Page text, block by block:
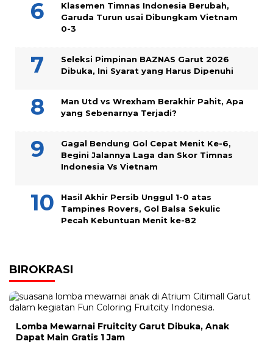
Klasemen Timnas Indonesia Berubah,
Garuda Turun usai Dibungkam Vietnam
0-3
Seleksi Pimpinan BAZNAS Garut 2026
Dibuka, Ini Syarat yang Harus Dipenuhi
Man Utd vs Wrexham Berakhir Pahit, Apa
yang Sebenarnya Terjadi?
Gagal Bendung Gol Cepat Menit Ke-6,
Begini Jalannya Laga dan Skor Timnas
Indonesia Vs Vietnam
Hasil Akhir Persib Unggul 1-0 atas
Tampines Rovers, Gol Balsa Sekulic
Pecah Kebuntuan Menit ke-82
BIROKRASI
Lomba Mewarnai Fruitcity Garut Dibuka, Anak
Dapat Main Gratis 1 Jam